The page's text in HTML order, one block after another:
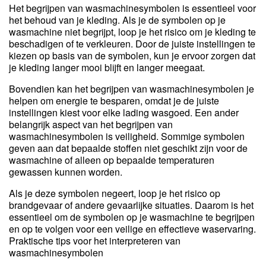
Het begrijpen van wasmachinesymbolen is essentieel voor
het behoud van je kleding. Als je de symbolen op je
wasmachine niet begrijpt, loop je het risico om je kleding te
beschadigen of te verkleuren. Door de juiste instellingen te
kiezen op basis van de symbolen, kun je ervoor zorgen dat
je kleding langer mooi blijft en langer meegaat.
Bovendien kan het begrijpen van wasmachinesymbolen je
helpen om energie te besparen, omdat je de juiste
instellingen kiest voor elke lading wasgoed. Een ander
belangrijk aspect van het begrijpen van
wasmachinesymbolen is veiligheid. Sommige symbolen
geven aan dat bepaalde stoffen niet geschikt zijn voor de
wasmachine of alleen op bepaalde temperaturen
gewassen kunnen worden.
Als je deze symbolen negeert, loop je het risico op
brandgevaar of andere gevaarlijke situaties. Daarom is het
essentieel om de symbolen op je wasmachine te begrijpen
en op te volgen voor een veilige en effectieve waservaring.
Praktische tips voor het interpreteren van
wasmachinesymbolen